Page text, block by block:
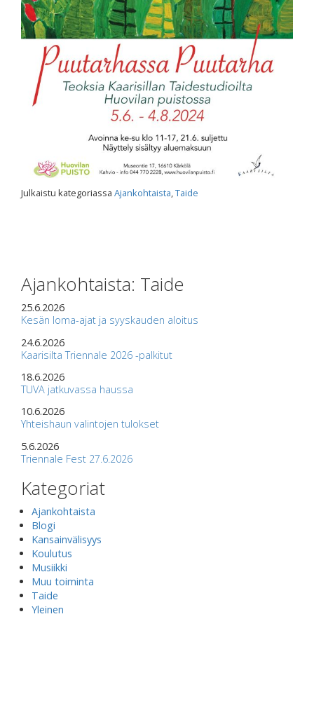
Julkaistu kategoriassa Ajankohtaista,Taide
Ajankohtaista: Taide
25.6.2026
Kesän loma-ajat ja syyskauden aloitus
24.6.2026
Kaarisilta Triennale 2026 -palkitut
18.6.2026
TUVA jatkuvassa haussa
10.6.2026
Yhteishaun valintojen tulokset
5.6.2026
Triennale Fest 27.6.2026
Kategoriat
Ajankohtaista
Blogi
Kansainvälisyys
Koulutus
Musiikki
Muu toiminta
Taide
Yleinen